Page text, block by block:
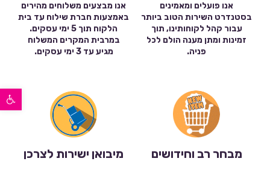
פתח סרגל נגישות
אנו פועלים ומאמינים
בסטנדרט השירות הטוב ביותר
עבור קהל לקוחותינו, תוך
זמינות ומתן מענה הולם לכל
פניה.
אנו מבצעים משלוחים מהירים
באמצעות חברת שילוח עד בית
הלקוח תוך 5 ימי עסקים.
במרבית המקרים המשלוח
מגיע עד 3 ימי עסקים.
מבחר רב וחידושים מיבואן ישירות לצרכן